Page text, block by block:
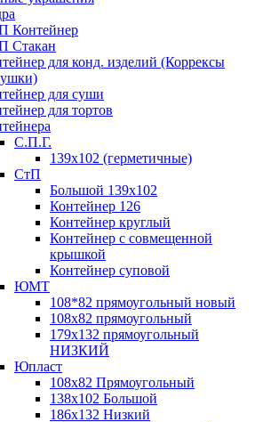
Контейнер
Стакан
для конд. изделий (Коррексы
для суши
для тортов
С.П.Г.
139х102 (герметичные)
СтП
Большой 139х102
Контейнер 126
Контейнер круглый
Контейнер с совмещенной
крышкой
Контейнер суповой
ЮМТ
108*82 прямоугольный новый
108х82 прямоугольный
179х132 прямоугольный
НИЗКИЙ
Юпласт
108х82 Прямоугольный
138х102 Большой
186х132 Низкий